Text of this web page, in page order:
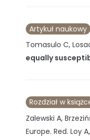
Artykuł naukowy
Tomasulo C,
equally
Rozdział w
Zalewski A,
Europe. Red. Loy